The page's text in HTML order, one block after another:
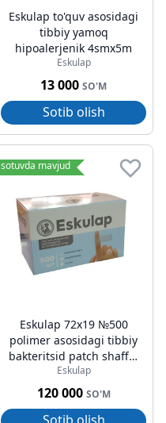
Eskulap to'quv asosidagi
tibbiy yamoq
hipoalerjenik 4smx5m
Eskulap
13 000 SO'M
Sotib olish
sotuvda mavjud
Eskulap 72x19 №500
polimer asosidagi tibbiy
bakteritsid patch shaffof
rang
Eskulap
120 000 SO'M